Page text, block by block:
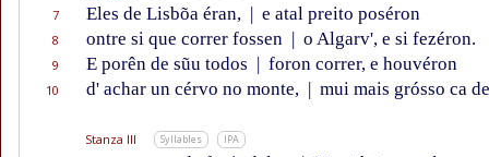
7 Eles de Lisbõa éran, | e atal preito poséron
8 ontre si que correr fossen | o Algarv', e si fezéron.
9 E porên de sũu todos | foron correr, e houvéron
10 d' achar un cérvo no monte, | mui mais grósso ca
Stanza III Syllables IPA